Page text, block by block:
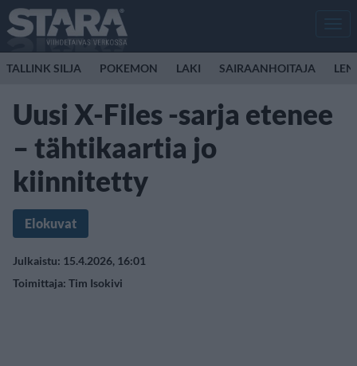
TALLINK SILJA POKEMON LAKI SAIRAANHOITAJA
Uusi X-Files -sarja etenee
– tähtikaartia jo
kiinnitetty
Elokuvat
Julkaistu: 15.4.2026, 16:01
Toimittaja: Tim Isokivi